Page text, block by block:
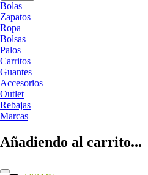
Bolas
Zapatos
Ropa
Bolsas
Palos
Carritos
Guantes
Accesorios
Outlet
Rebajas
Marcas
Añadiendo al carrito...